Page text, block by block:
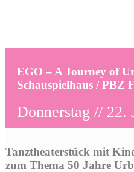
EGO – A Journey of
Schauspielhaus / PBZ
Donnerstag // 22.
Tanztheaterstück mit
zum Thema 50 Jahre